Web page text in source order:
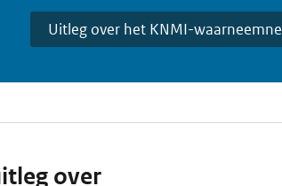
Uitleg over het KNMI-
over